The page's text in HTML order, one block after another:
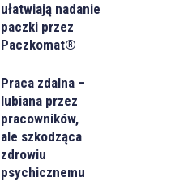
ułatwiają nadanie
paczki przez
Paczkomat®
Praca zdalna –
lubiana przez
pracowników,
ale szkodząca
zdrowiu
psychicznemu